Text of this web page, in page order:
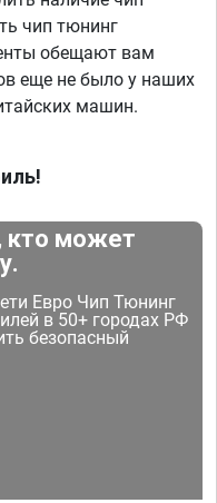
чип тюнинг
обещают вам
еще не было у наших
машин.
кто может
Евро Чип Тюнинг
в 50+ городах РФ
безопасный